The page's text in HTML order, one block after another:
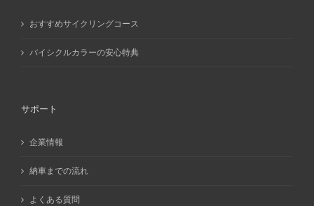
おすすめサイクリングコース
バイシクルカラーの安心特典
サポート
企業情報
納車までの流れ
よくある質問